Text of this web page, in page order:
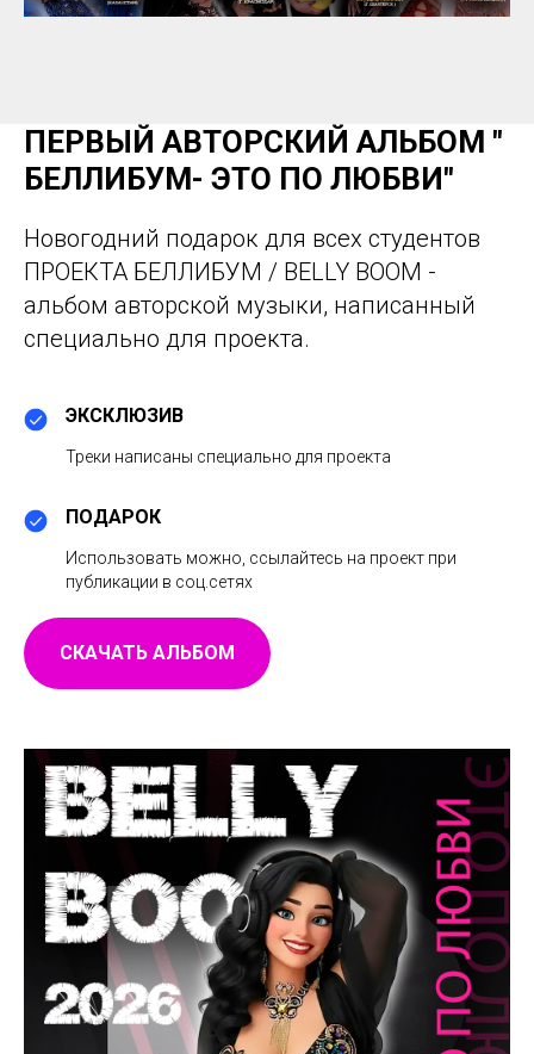
ПЕРВЫЙ АВТОРСКИЙ АЛЬБОМ "
БЕЛЛИБУМ- ЭТО ПО ЛЮБВИ"
Новогодний подарок для всех студентов
ПРОЕКТА БЕЛЛИБУМ / BELLY BOOM -
альбом авторской музыки, написанный
специально для проекта.
ЭКСКЛЮЗИВ
Треки написаны специально для проекта
ПОДАРОК
Использовать можно, ссылайтесь на проект при
публикации в соц.сетях
СКАЧАТЬ АЛЬБОМ